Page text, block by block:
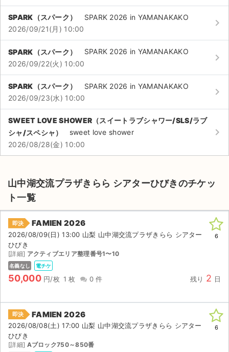
不正転売禁止法について
チケットジャムの取り組み
音楽情報
SPARK（スパーク）
SPARK 2026 in YAMANAKAKO
2026/09/21(月) 10:00
keyboard_arrow_right
SPARK（スパーク）
SPARK 2026 in YAMANAKAKO
2026/09/22(火) 10:00
keyboard_arrow_right
SPARK（スパーク）
SPARK 2026 in YAMANAKAKO
2026/09/23(水) 10:00
keyboard_arrow_right
SWEET LOVE SHOWER（スイートラブシャワー/SLS/ラブ
シャ/スペシャ）
sweet love shower
2026/08/28(金) 10:00
keyboard_arrow_right
山中湖交流プラザきらら シアターひびきのチケッ
ト一覧
即決 FAMIEN 2026
2026/08/09(日) 13:00 山梨 山中湖交流プラザきらら シアター
ひびき
[詳細] アクティブエリア整理番号1〜10
名義なし 電チケ
50,000 円/枚 1 枚 0 件 残り 2 日
6
即決 FAMIEN 2026
2026/08/08(土) 17:00 山梨 山中湖交流プラザきらら シアター
ひびき
[詳細] Aブロック750～850番
6